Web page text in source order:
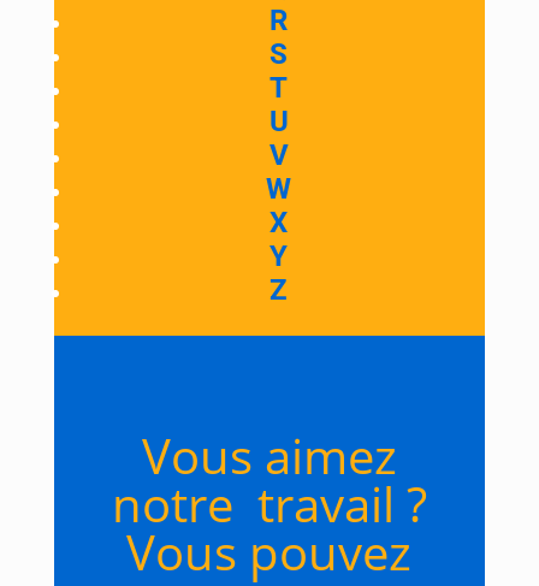
R
S
T
U
V
W
X
Y
Z
Vous aimez
notre travail ?
Vous pouvez